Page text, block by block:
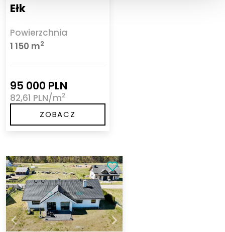
Ełk
Powierzchnia
1 150 m2
95 000 PLN
82,61 PLN/m2
ZOBACZ